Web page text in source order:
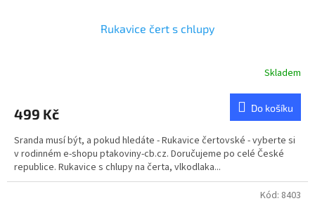
Rukavice čert s chlupy
je
z
5
hvězdiček.
Skladem
499 Kč Do košíku
Sranda musí být, a pokud hledáte - Rukavice čertovské - vyberte si
v rodinném e-shopu ptakoviny-cb.cz. Doručujeme po celé České
republice. Rukavice s chlupy na čerta, vlkodlaka...
Kód: 8403